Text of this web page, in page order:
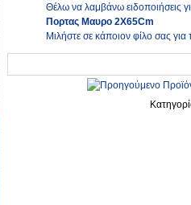
Θέλω να λαμβάνω ειδοποιήσεις
Πορτας Μαυρο 2Χ65Cm
Μιλήστε σε κάποιον φίλο σας για